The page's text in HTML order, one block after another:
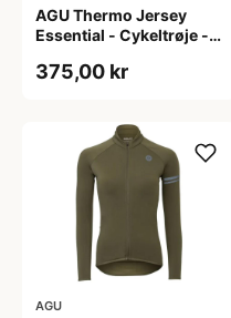
AGU Thermo Jersey
Essential - Cykeltrøje -
S
375,00 kr
AGU